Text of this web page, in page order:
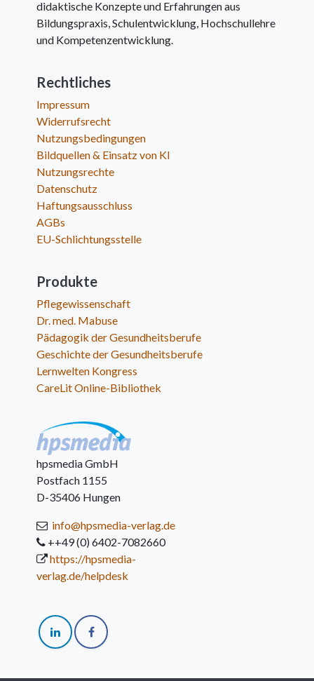
didaktische Konzepte und Erfahrungen aus
Bildungspraxis, Schulentwicklung, Hochschullehre
und Kompetenzentwicklung.
Rechtliches
Impressum
Widerrufsrecht
Nutzungsbedingungen
Bildquellen & Einsatz von KI
Nutzungsrechte
Datenschutz
Haftungsausschluss
AGBs
EU-Schlichtungsstelle
Produkte
Pflegewissenschaft
Dr. med. Mabuse
Pädagogik der Gesundheitsberufe
Geschichte der Gesundheitsberufe
Lernwelten Kongress
CareLit Online-Bibliothek
hpsmedia GmbH
Postfach 1155
D-35406 Hungen
info@hpsmedia-verlag.de
++49 (0) 6402-7082660
https://hpsmedia-
verlag.de/helpdesk